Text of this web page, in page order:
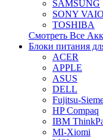
SAMSUNG
SONY VAIO
TOSHIBA
Смотреть Все
Блоки питания
ACER
APPLE
ASUS
DELL
Fujitsu-
HP Compaq
IBM
MI-Xiomi